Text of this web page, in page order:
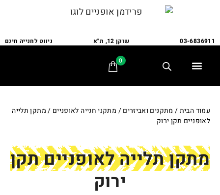
03-6836911 שוקן 12, ת"א ניווט לחנייה חינם
0
עמוד הבית/ מתקנים ואביזרים/ מתקני חנייה לאופניים / מתקן תלייה
לאופניים תקן ירוק
מתקן תלייה לאופניים תקן
ירוק